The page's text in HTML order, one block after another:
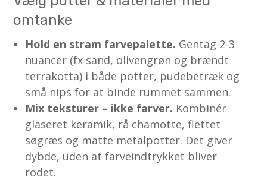
omtanke
Hold en stram farvepalette. Gentag 2-3
nuancer (fx sand, olivengrøn og brændt
terrakotta) i både potter, pudebetræk og
små nips for at binde rummet sammen.
Mix teksturer – ikke farver. Kombinér
glaseret keramik, rå chamotte, flettet
søgræs og matte metalpotter. Det giver
dybde, uden at farveindtrykket bliver
rodet.